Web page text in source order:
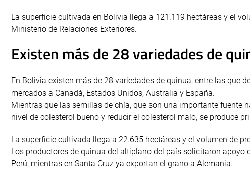
La superficie cultivada en Bolivia llega a 121.119 hectáreas y el
Ministerio de Relaciones Exteriores.
Existen más de 28 variedades de
En Bolivia existen más de 28 variedades de quinua, entre las que
mercados a Canadá, Estados Unidos, Australia y España.
Mientras que las semillas de chía, que son una importante fuente
nivel de colesterol bueno y reducir el colesterol malo, se produce
La superficie cultivada llega a 22.635 hectáreas y el volumen de
Los productores de quinua del altiplano del país solicitaron
Perú, mientras en Santa Cruz ya exportan el grano a Alemania.